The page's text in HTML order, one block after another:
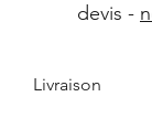
devis -
Livraison